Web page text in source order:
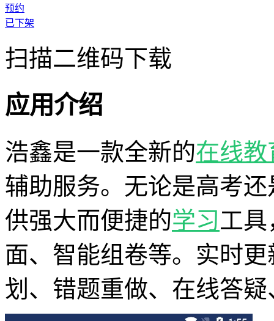
预约
已下架
扫描二维码下载
应用介绍
浩鑫是一款全新的在线教
辅助服务。无论是高考
供强大而便捷的学习工
面、智能组卷等。实时
划、错题重做、在线答